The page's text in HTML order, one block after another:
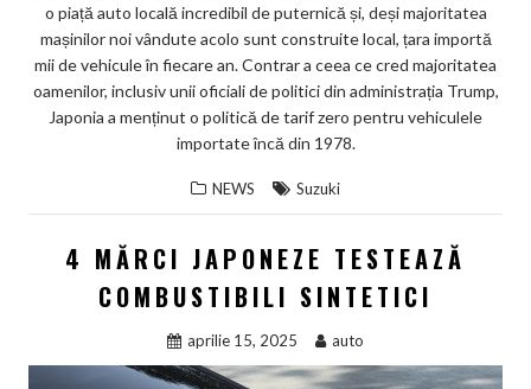
o piață auto locală incredibil de puternică și, deși majoritatea
mașinilor noi vândute acolo sunt construite local, țara importă
mii de vehicule în fiecare an. Contrar a ceea ce cred majoritatea
oamenilor, inclusiv unii oficiali de politici din administrația Trump,
Japonia a menținut o politică de tarif zero pentru vehiculele
importate încă din 1978.
NEWS Suzuki
4 MĂRCI JAPONEZE TESTEAZĂ
COMBUSTIBILI SINTETICI
aprilie 15, 2025 auto